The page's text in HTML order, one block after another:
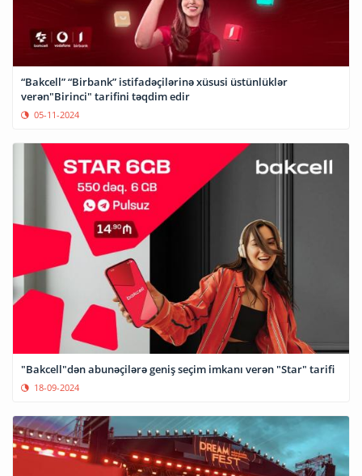
“Bakcell” “Birbank” istifadəçilərinə xüsusi üstünlüklər
verən"Birinci" tarifini təqdim edir
05-11-2024
"Bakcell"dən abunəçilərə geniş seçim imkanı verən "Star" tarifi
18-09-2024